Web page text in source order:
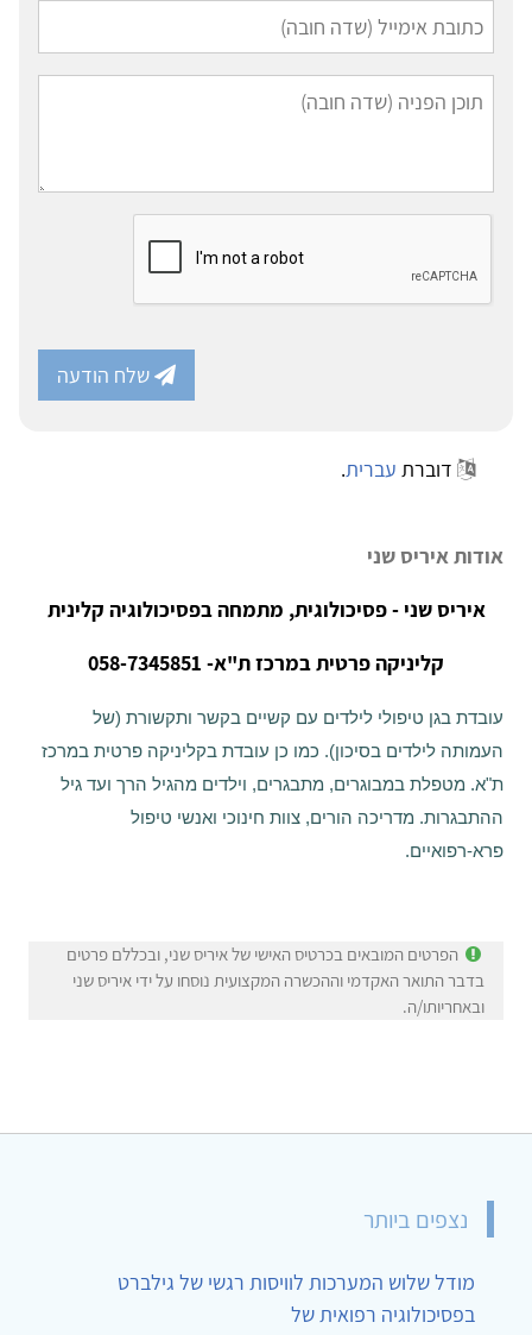
שלח הודעה
דוברת עברית.
אודות איריס שני
איריס שני - פסיכולוגית, מתמחה בפסיכולוגיה קלינית
קליניקה פרטית במרכז ת"א- 058-7345851
עובדת בגן טיפולי לילדים עם קשיים בקשר ותקשורת (של
העמותה לילדים בסיכון). כמו כן עובדת בקליניקה פרטית במרכז
ת"א. מטפלת במבוגרים, מתבגרים, וילדים מהגיל הרך ועד גיל
ההתבגרות. מדריכה הורים, צוות חינוכי ואנשי טיפול
פרא-רפואיים.
הפרטים המובאים בכרטיס האישי של איריס שני, ובכללם פרטים
בדבר התואר האקדמי וההכשרה המקצועית נוסחו על ידי איריס שני
ובאחריותו/ה.
נצפים ביותר
מודל שלוש המערכות לוויסות רגשי של גילברט
בפסיכולוגיה רפואית של